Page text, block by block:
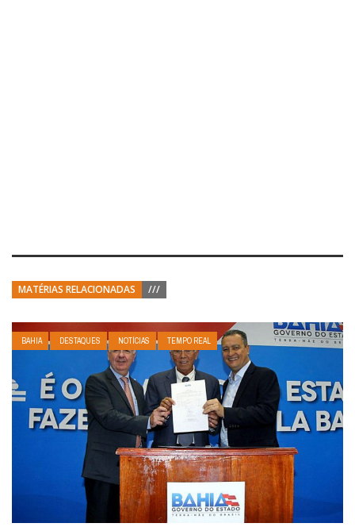
MATÉRIAS RELACIONADAS ///
BAHIA DESTAQUES NOTÍCIAS TEMPO REAL